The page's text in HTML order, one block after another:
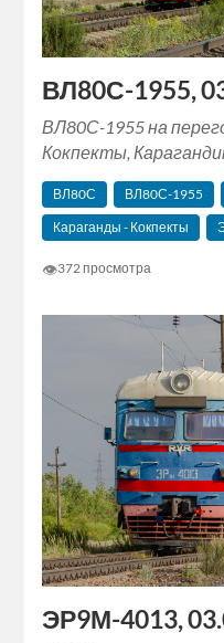
ВЛ80С-1955,
ВЛ80С-1955 на
Кокпекты,
ВЛ80С ВЛ80С-1955
Караганды - Кокпекты
👁372 просмотра
ЭР9М-4013,